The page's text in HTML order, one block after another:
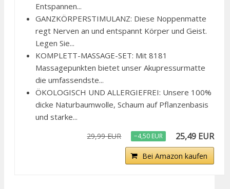
Entspannen...
GANZKÖRPERSTIMULANZ: Diese Noppenmatte
regt Nerven an und entspannt Körper und Geist.
Legen Sie...
KOMPLETT-MASSAGE-SET: Mit 8181
Massagepunkten bietet unser Akupressurmatte
die umfassendste...
ÖKOLOGISCH UND ALLERGIEFREI: Unsere 100%
dicke Naturbaumwolle, Schaum auf Pflanzenbasis
und starke...
29,99 EUR −4,50 EUR 25,49 EUR
Bei Amazon kaufen